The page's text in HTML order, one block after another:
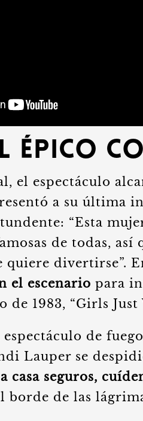
Épico
el espectáculo
a su última
“Esta
de todas, así
quiere divertirse”.
el escenario para
1983, “Girls Just
de
Lauper se
casa seguros,
borde de las